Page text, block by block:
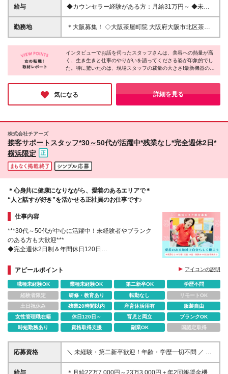
美容業界で働いていた方は歓迎します！ ＼美容好き
がることも多く、 楽しくトレンド知識をGETできま
す◎ ＜こんな方大歓迎です！＞ ◎美容に興味がある
自分のアイデアを発信したい ◎チームで仕事をした
い
給与
◆カウンセラー経験がある方：月給31万円～ ◆未経
験の方：月給26万円～ ★未経験スタートの方がカウ
ンセリング業務から自立した段階で【31万円】へ昇
あたり25時間）込み ※固定残業時間を超えた勤務時
間については別途残業代を支給します ※試用期間（6
ヶ月間）の条件は本採用と同じ
勤務地
＊大阪募集！ ◇大阪茶屋町院 大阪府大阪市北区茶屋
町5-8 MEFULL茶屋町3・4階 ※(変更の範囲)上記を除
く当社関連勤務地
インタビューでお話を伺ったスタッフさんは、美容への熱量が高
く、生き生きと仕事のやりがいを語ってくださる姿が印象的でし
た。特に驚いたのは、現場スタッフの裁量の大きさ!最新機器の導
入からキャンペーン企画まで任せてもらえる環境は、美容好きの
方にとってたまらなく魅力的なのではないでしょうか。チームワ
ークも抜群で、人間関係の良さも大きな魅力。働きながら綺麗に
なれる同社に、ぜひ応募してみてはいかがでしょうか♪
気になる 詳細を見る
株式会社チアーズ
接客サポートスタッフ*30～50代が活躍中*残業なし*完全週休2日*
横浜限定
＊心身共に健康になりながら、愛着のあるエリアで＊
“人と話すが好き”を活かせる正社員のお仕事です♪
仕事内容
***30代～50代が中心に活躍中！未経験者やブランク
のある方も大歓迎***
◆完全週休2日制＆年間休日120日
◆産休・育休取得＆復帰例多数！時短勤務も可能
アピールポイント アイコンの説明
職種未経験OK 業種未経験OK 第二新卒OK
学歴不問
経験者限定
研修・教育あり 転勤なし
リモートOK
土日祝休み
残業20時間以内 産育休活用有
服装自由
女性管理職在籍
休日120日～ 育児と両立
ブランクOK
時短勤務あり
資格取得支援 副業OK 国認定取得
応募資格
＼ 未経験・第二新卒歓迎！年齢・学歴一切不問 ／ ＊
30代～50代を中心に広い方が活躍されています♪ ご年
配の方でも楽しめるフィットネスなので 体力面に自